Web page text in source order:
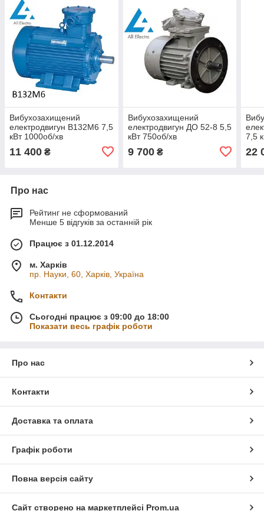
Вибухозахищений
електродвигун В132М6 7,5
кВт 1000об/хв
11 400 ₴
Вибухозахищений
електродвигун ДО 52-8 5,5
кВт 750об/хв
9 700₴
7,5
22
Про нас
Рейтинг не сформований
Менше 5 відгуків за останній рік
Працює з 01.12.2014
м. Харків
пр. Науки, 60, Харків, Україна
Контакти
Сьогодні працює з 09:00 до 18:00
Показати весь графік роботи
Про нас
Контакти
Доставка та оплата
Графік роботи
Повна версія сайту
Сайт створено на маркетплейсі Prom.ua